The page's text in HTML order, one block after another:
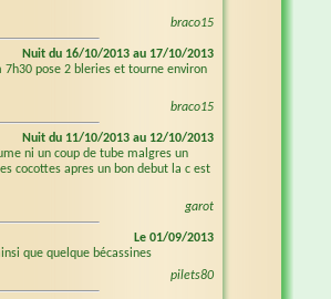
braco15
Nuit du 16/10/2013 au 17/10/2013
pose 2 bleries et tourne environ
braco15
Nuit du 11/10/2013 au 12/10/2013
ni un coup de tube malgres un
cocottes apres un bon debut la c est
garot
Le 01/09/2013
que quelque bécassines
pilets80